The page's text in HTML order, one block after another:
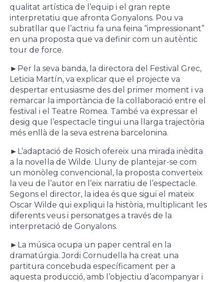
qualitat artística de l’equip i el gran repte
interpretatiu que afronta Gonyalons. Pou va
subratllar que l’actriu fa una feina “impressionant”
en una proposta que va definir com un autèntic
tour de force.
► Per la seva banda, la directora del Festival Grec,
Leticia Martín, va explicar que el projecte va
despertar entusiasme des del primer moment i va
remarcar la importància de la col·laboració entre el
festival i el Teatre Romea. També va expressar el
desig que l’espectacle tingui una llarga trajectòria
més enllà de la seva estrena barcelonina.
► L’adaptació de Rosich ofereix una mirada inèdita
a la novel·la de Wilde. Lluny de plantejar-se com
un monòleg convencional, la proposta converteix
la veu de l’autor en l’eix narratiu de l’espectacle.
Segons el director, la idea és que sigui el mateix
Oscar Wilde qui expliqui la història, multiplicant les
diferents veus i personatges a través de la
interpretació de Gonyalons.
► La música ocupa un paper central en la
dramatúrgia. Jordi Cornudella ha creat una
partitura concebuda específicament per a
aquesta producció, amb l’objectiu d’acompanyar i